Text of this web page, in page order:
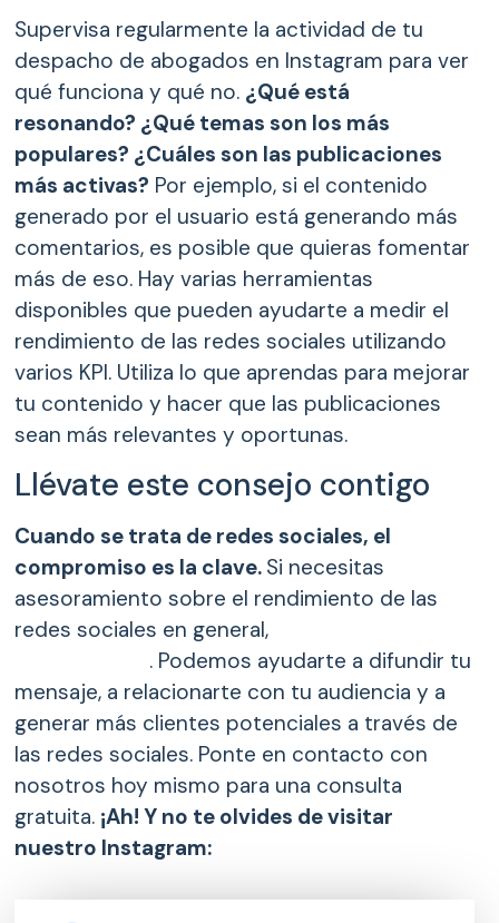
Supervisa regularmente la actividad de tu
despacho de abogados en Instagram para ver
qué funciona y qué no. ¿Qué está
resonando? ¿Qué temas son los más
populares? ¿Cuáles son las publicaciones
más activas? Por ejemplo, si el contenido
generado por el usuario está generando más
comentarios, es posible que quieras fomentar
más de eso. Hay varias herramientas
disponibles que pueden ayudarte a medir el
rendimiento de las redes sociales utilizando
varios KPI. Utiliza lo que aprendas para mejorar
tu contenido y hacer que las publicaciones
sean más relevantes y oportunas.
Llévate este consejo contigo
Cuando se trata de redes sociales, el
compromiso es la clave. Si necesitas
asesoramiento sobre el rendimiento de las
redes sociales en general,
. Podemos ayudarte a difundir tu
mensaje, a relacionarte con tu audiencia y a
generar más clientes potenciales a través de
las redes sociales. Ponte en contacto con
nosotros hoy mismo para una consulta
gratuita. ¡Ah! Y no te olvides de visitar
nuestro Instagram: